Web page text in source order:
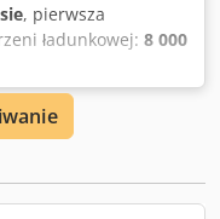
, pierwsza
ładunkowej: 8 000
mm, zawieszenie:
, rozstaw osi:
żuraw
Oś tylna 1: